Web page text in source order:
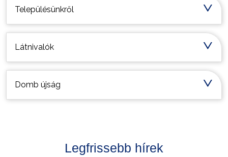
Településünkről
Látnivalók
Domb újság
Legfrissebb hírek